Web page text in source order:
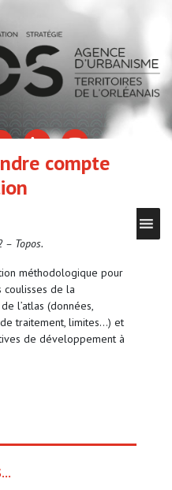
compte
– Topos.
méthodologique pour
de la
l’atlas (données,
traitement, limites…) et
de développement à